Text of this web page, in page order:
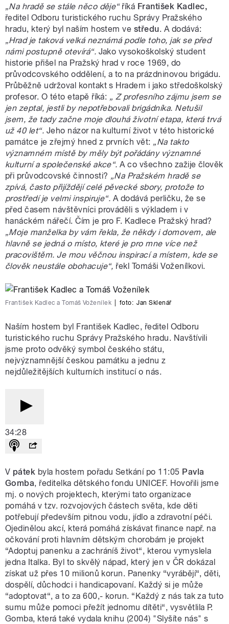
„Na hradě se stále něco děje“říká František Kadlec,
ředitel Odboru turistického ruchu Správy Pražského
hradu, který byl naším hostem ve středu. A dodává:
„Hrad je taková velká neznámá podle toho, jak se před
námi postupně otevírá“. Jako vysokoškolský student
historie přišel na Pražský hrad v roce 1969, do
průvodcovského oddělení, a to na prázdninovou brigádu.
Průběžně udržoval kontakt s Hradem i jako středoškolský
profesor. O této etapě říká: „ Z profesního zájmu jsem se
jen zeptal, jestli by nepotřebovali brigádníka. Netušil
jsem, že tady začne moje dlouhá životní etapa, která trvá
už 40 let“. Jeho názor na kulturní život v této historické
památce je zřejmý hned z prvních vět: „Na takto
významném místě by měly být pořádány významné
kulturní a společenské akce“. A co všechno zažije člověk
při průvodcovské činnosti? „Na Pražském hradě se
zpívá, často přijíždějí celé pěvecké sbory, protože to
prostředí je velmi inspiruje“. A dodává perličku, že se
před časem návštěvníci prováděli s výkladem i v
hanáckém nářečí. Čím je pro F. Kadlece Pražský hrad?
„Moje manželka by vám řekla, že někdy i domovem, ale
hlavně se jedná o místo, které je pro mne více než
pracovištěm. Je mou věčnou inspirací a místem, kde se
člověk neustále obohacuje“, řekl Tomáši Voženílkovi.
František Kadlec a Tomáš Voženílek foto: Jan Sklenář
Naším hostem byl František Kadlec, ředitel Odboru
turistického ruchu Správy Pražského hradu. Navštívili
jsme proto odvěký symbol českého státu,
nejvýznamnější českou památku a jednu z
nejdůležitějších kulturních institucí o nás.
34:28
V pátek byla hostem pořadu Setkání po 11:05 Pavla
Gomba, ředitelka dětského fondu UNICEF. Hovořili jsme
mj. o nových projektech, kterými tato organizace
pomáhá v tzv. rozvojových částech světa, kde děti
potřebují především pitnou vodu, jídlo a zdravotní péči.
Ojedinělou akcí, která pomáhá získávat finance např. na
očkování proti hlavním dětským chorobám je projekt
“Adoptuj panenku a zachráníš život“, kterou vymyslela
jedna Italka. Byl to skvělý nápad, který jen v ČR dokázal
získat už přes 10 milionů korun. Panenky “vyrábějí“, děti,
dospělí, důchodci i handicapovaní. Každý si je může
“adoptovat“, a to za 600,- korun. “Každý z nás tak za tuto
sumu může pomoci přežít jednomu dítěti“, vysvětlila P.
Gomba, která také vydala knihu (2004) "Slyšíte nás" s